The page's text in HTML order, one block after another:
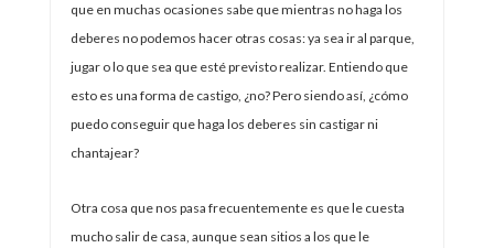
que en muchas ocasiones sabe que mientras no haga los
deberes no podemos hacer otras cosas: ya sea ir al parque,
jugar o lo que sea que esté previsto realizar. Entiendo que
esto es una forma de castigo, ¿no? Pero siendo así, ¿cómo
puedo conseguir que haga los deberes sin castigar ni
chantajear?
Otra cosa que nos pasa frecuentemente es que le cuesta
mucho salir de casa, aunque sean sitios a los que le